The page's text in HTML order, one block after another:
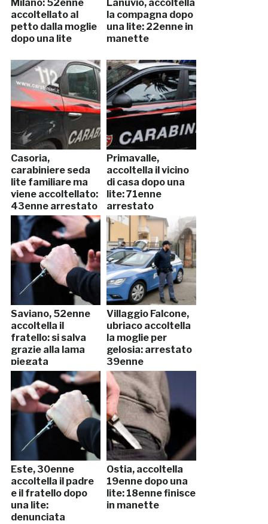
Milano: 52enne
accoltellato al
petto dalla moglie
dopo una lite
Lanuvio, accoltella
la compagna dopo
una lite: 22enne in
manette
Casoria,
carabiniere seda
lite familiare ma
viene accoltellato:
43enne arrestato
Primavalle,
accoltella il vicino
di casa dopo una
lite: 71enne
arrestato
Saviano, 52enne
accoltella il
fratello: si salva
grazie alla lama
piegata
Villaggio Falcone,
ubriaco accoltella
la moglie per
gelosia: arrestato
39enne
Este, 30enne
accoltella il padre
e il fratello dopo
una lite:
denunciata
Ostia, accoltella
19enne dopo una
lite: 18enne finisce
in manette